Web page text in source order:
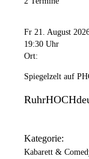
Fr 21. August
19:30 Uhr
Ort:
Spiegelzelt auf
Kategorie:
Kabarett &